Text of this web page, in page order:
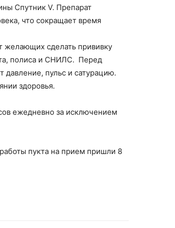
Спутник V. Препарат
что сокращает время
желающих сделать прививку
полиса и СНИЛС. Перед
давление, пульс и сатурацию.
здоровья.
ежедневно за исключением
пукта на прием пришли 8